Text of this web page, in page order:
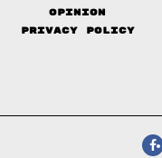
Opinion
Privacy Policy